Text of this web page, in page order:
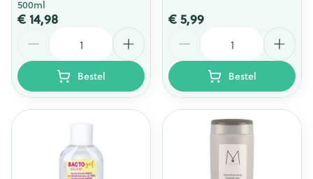
500ml
€ 14,98
Bestel
€ 5,99
Bestel